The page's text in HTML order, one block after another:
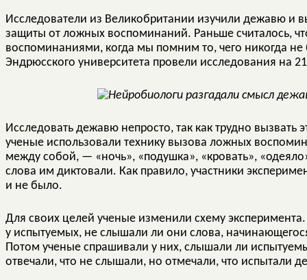
Исследователи из Великобритании изучили дежавю
защиты от ложных воспоминаний. Раньше считалось,
воспоминаниями, когда мы помним то, чего никогда
Эндрюсского университета провели исследования на
Исследовать дежавю непросто, так как трудно
ученые использовали технику вызова ложных
между собой, — «ночь», «подушка», «кровать»,
слова им диктовали. Как правило, участники
и не было.
Для своих целей ученые изменили схему
у испытуемых, не слышали ли они слова,
Потом ученые спрашивали у них, слышали ли
отвечали, что не слышали, но отмечали, что испытали